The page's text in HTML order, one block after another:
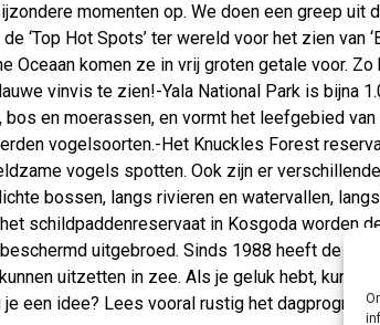
momenten op. We doen een greep uit
‘Top Hot Spots’ ter wereld voor het zien van
Oceaan komen ze in vrij groten getale voor.
vinvis te zien!-Yala National Park is bijna
bos en moerassen, en vormt het leefgebied
vogelsoorten.-Het Knuckles Forest
vogels spotten. Ook zijn er
bossen, langs rivieren en watervallen,
schildpaddenreservaat in Kosgoda worden
uitgebroed. Sinds 1988 heeft de
uitzetten in zee. Als je geluk hebt, kun je
een idee? Lees vooral rustig het